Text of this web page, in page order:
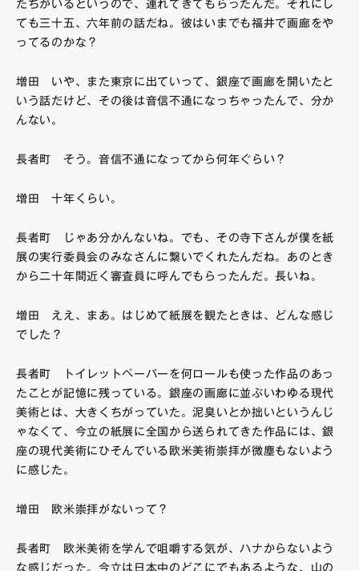
たちがいるというので、連れてきてもらったんだ。それにし
ても三十五、六年前の話だね。彼はいまでも福井で画廊をや
ってるのかな？
増田 いや、また東京に出ていって、銀座で画廊を開いたと
いう話だけど、その後は音信不通になっちゃったんで、分か
んない。
長者町 そう。音信不通になってから何年ぐらい？
増田 十年くらい。
長者町 じゃあ分かんないね。でも、その寺下さんが僕を紙
展の実行委員会のみなさんに繋いでくれたんだね。あのとき
から二十年間近く審査員に呼んでもらったんだ。長いね。
増田 ええ、まあ。はじめて紙展を観たときは、どんな感じ
でした？
長者町 トイレットペーパーを何ロールも使った作品のあっ
たことが記憶に残っている。銀座の画廊に並ぶいわゆる現代
美術とは、大きくちがっていた。泥臭いとか拙いというんじ
ゃなくて、今立の紙展に全国から送られてきた作品には、銀
座の現代美術にひそんでいる欧米美術崇拝が微塵もないよう
に感じた。
増田 欧米崇拝がないって？
長者町 欧米美術を学んで咀嚼する気が、ハナからないよう
な感じだった。今立は日本中のどこにでもあるような、山の